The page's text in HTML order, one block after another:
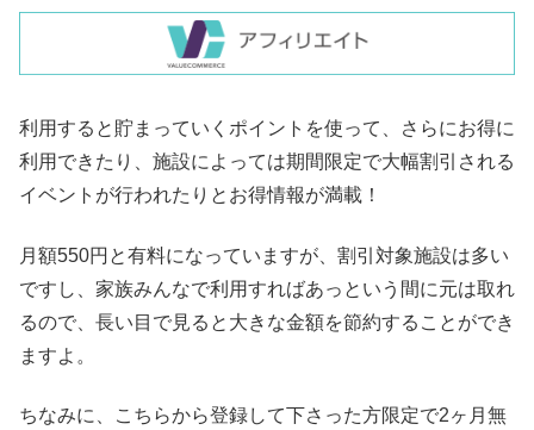
利用すると貯まっていくポイントを使って、さらにお得に
利用できたり、施設によっては期間限定で大幅割引される
イベントが行われたりとお得情報が満載！
月額550円と有料になっていますが、割引対象施設は多い
ですし、家族みんなで利用すればあっという間に元は取れ
るので、長い目で見ると大きな金額を節約することができ
ますよ。
ちなみに、こちらから登録して下さった方限定で2ヶ月無